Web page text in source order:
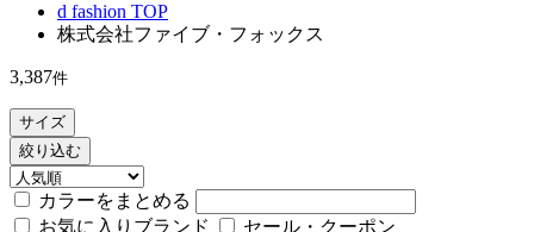
d fashion TOP
株式会社ファイブ・フォックス
3,387件
サイズ
絞り込む
カラーをまとめる
お気に入りブランド
セール・クーポン